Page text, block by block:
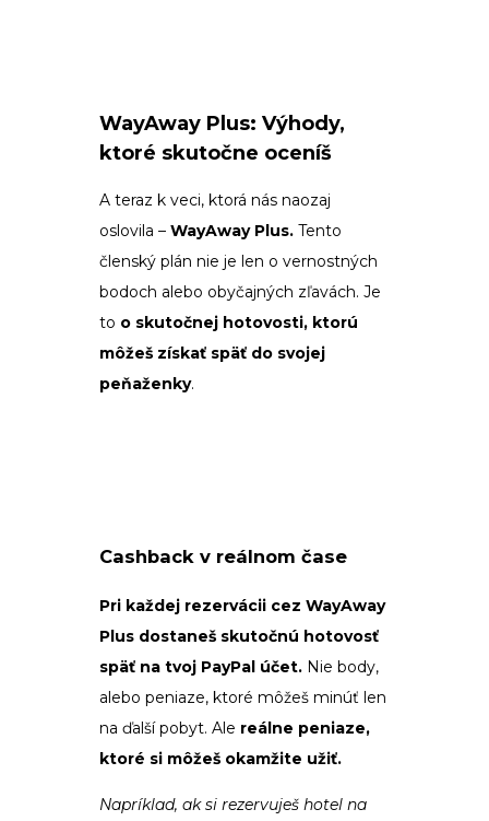
WayAway Plus: Výhody,
ktoré skutočne oceníš
A teraz k veci, ktorá nás naozaj
oslovila –WayAway Plus. Tento
členský plán nie je len o vernostných
bodoch alebo obyčajných zľavách. Je
to o skutočnej hotovosti, ktorú
môžeš získať späť do svojej
peňaženky.
Cashback v reálnom čase
Pri každej rezervácii cez WayAway
Plus dostaneš skutočnú hotovosť
späť na tvoj PayPal účet. Nie body,
alebo peniaze, ktoré môžeš minúť len
na ďalší pobyt. Ale reálne peniaze,
ktoré si môžeš okamžite užiť.
Napríklad, ak si rezervuješ hotel na